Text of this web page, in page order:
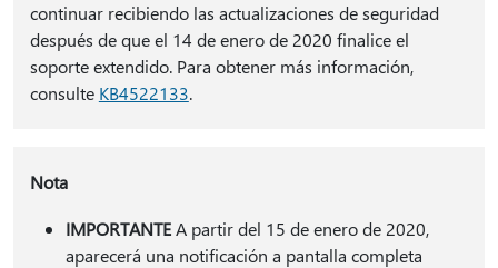
continuar recibiendo las actualizaciones de seguridad
después de que el 14 de enero de 2020 finalice el
soporte extendido. Para obtener más información,
consulte KB4522133.
Nota
IMPORTANTEA partir del 15 de enero de 2020,
aparecerá una notificación a pantalla completa